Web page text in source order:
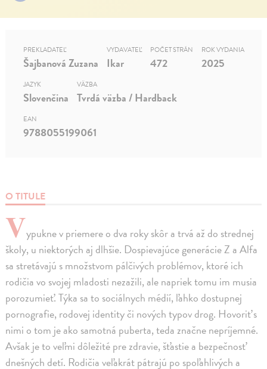
O TITULE
Vypukne v priemere o dva roky skôr a trvá až do strednej
školy, u niektorých aj dlhšie. Dospievajúce generácie Z a Alfa
sa stretávajú s množstvom pálčivých problémov, ktoré ich
rodičia vo svojej mladosti nezažili, ale napriek tomu im musia
porozumieť. Týka sa to sociálnych médií, ľahko dostupnej
pornografie, rodovej identity či nových typov drog. Hovoriť s
nimi o tom je ako samotná puberta, teda značne nepríjemné.
Avšak je to veľmi dôležité pre zdravie, šťastie a bezpečnosť
dnešných detí. Rodičia veľakrát pátrajú po spoľahlivých a
PREKLADATEĽ
Šajbanová Zuzana
VYDAVATEĽ
Ikar
POČET STRÁN
472
ROK VYDANIA
2025
JAZYK
Slovenčina
VÄZBA
Tvrdá väzba / Hardback
EAN
9788055199061